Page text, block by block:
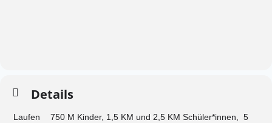
Details
Laufen
750 M Kinder, 1,5 KM und 2,5 KM Schüler*innen, 5